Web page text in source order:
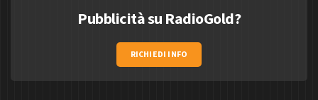
Pubblicità su RadioGold?
RICHIEDI INFO